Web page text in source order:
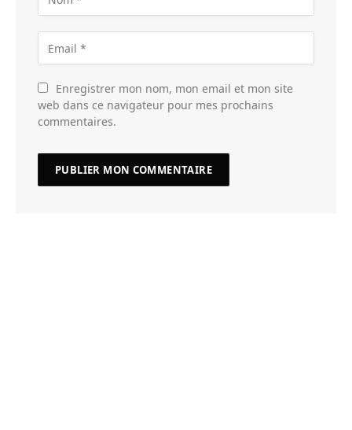
Enregistrer mon nom, mon email et mon site
web dans ce navigateur pour mes prochains
commentaires.